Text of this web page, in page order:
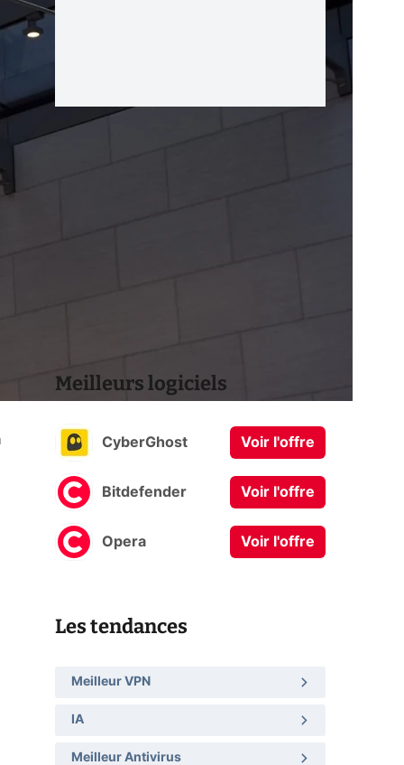
Meilleurs logiciels
CyberGhost Voir l'offre
Bitdefender Voir l'offre
Opera Voir l'offre
Les tendances
Meilleur VPN
IA
Meilleur Antivirus